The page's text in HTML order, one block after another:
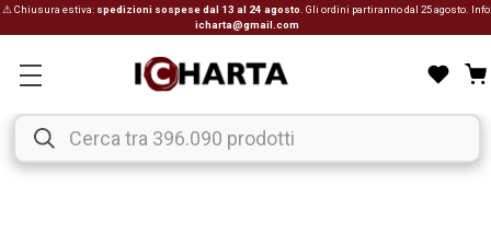
⚠ Chiusura estiva: spedizioni sospese dal 13 al 24 agosto . Gli ordini partiranno dal 25 agosto. Info:
icharta@gmail.com